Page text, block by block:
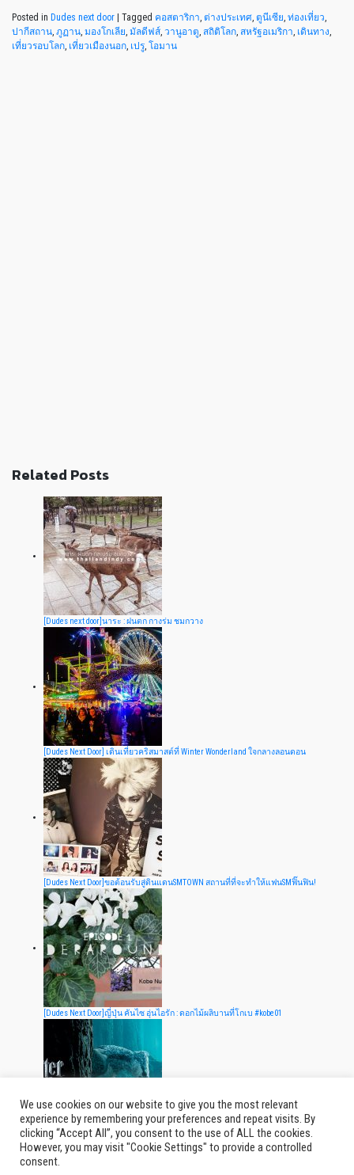
Posted in Dudes next door Tagged คอสตาริกา, ต่างประเทศ, ตูนีเซีย, ท่องเที่ยว,
ปากีสถาน, ภูฏาน, มองโกเลีย, มัลดีฟส์, วานูอาตู, สถิติโลก, สหรัฐอเมริกา, เดินทาง,
เที่ยวรอบโลก, เที่ยวเมืองนอก, เปรู, โอมาน
Related Posts
[Dudes next door]นาระ : ฝนตก กางร่ม ชมกวาง
[Dudes Next Door] เดินเที่ยวคริสมาสต์ที่ Winter Wonderland ใจกลางลอนดอน
[Dudes Next Door]ขอต้อนรับสู่ดินแดนSMTOWN สถานที่ที่จะทำให้แฟนSMฟิ๊นฟิน!
[Dudes Next Door]ญี่ปุ่น คันไซ อุ่นไอรัก : ดอกไม้ผลิบานที่โกเบ #kobe01
[Dudes Next Door]พาเที่ยวป่าต้องห้าม ในแฮร์รี่ พอตเตอร์ ณ warner studio! [ภาค1]
We use cookies on our website to give you the most relevant
experience by remembering your preferences and repeat visits. By
clicking “Accept All”, you consent to the use of ALL the cookies.
However, you may visit "Cookie Settings" to provide a controlled
consent.